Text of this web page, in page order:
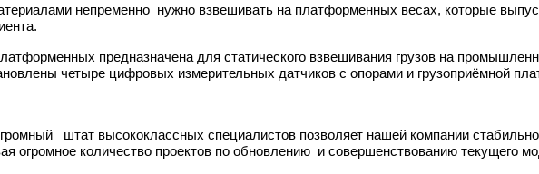
непременно нужно взвешивать на платформенных весах, которые
предназначена для статического взвешивания грузов на
четыре цифровых измерительных датчиков с опорами и грузоприёмной
штат высококлассных специалистов позволяет нашей компании
огромное количество проектов по обновлению и совершенствованию текущего